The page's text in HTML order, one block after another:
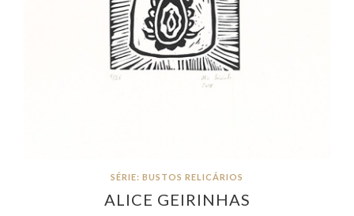
SÉRIE: BUSTOS RELICÁRIOS
ALICE GEIRINHAS